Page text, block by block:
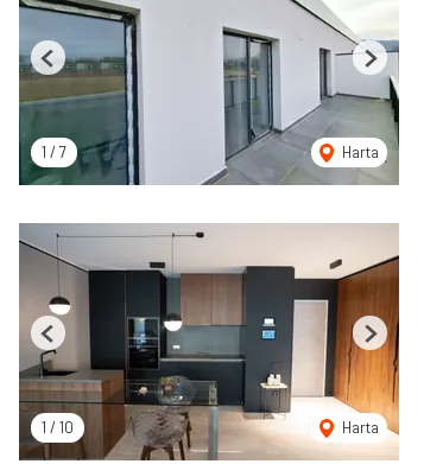
1 / 7 Harta
Previous Next
1 / 10 Harta
Previous Next